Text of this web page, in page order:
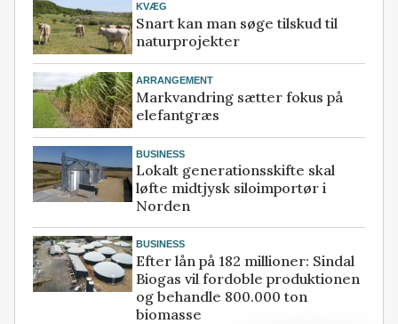
KVÆG
Snart kan man søge tilskud til
naturprojekter
ARRANGEMENT
Markvandring sætter fokus på
elefantgræs
BUSINESS
Lokalt generationsskifte skal
løfte midtjysk siloimportør i
Norden
BUSINESS
Efter lån på 182 millioner: Sindal
Biogas vil fordoble produktionen
og behandle 800.000 ton
biomasse